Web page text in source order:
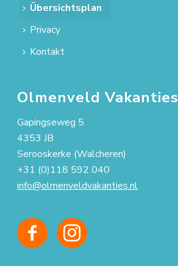
Übersichtsplan
Privacy
Kontakt
Olmenveld Vakanties
Gapingseweg 5
4353 JB
Serooskerke (Walcheren)
+31 (0)118 592 040
info@olmenveldvakanties.nl